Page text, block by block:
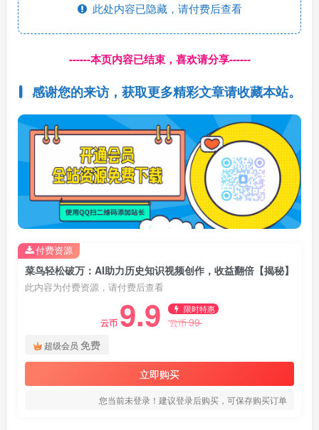
此处内容已隐藏，请付费后查看
------本页内容已结束，喜欢请分享------
感谢您的来访，获取更多精彩文章请收藏本站。
菜鸟轻松破万：AI助力历史知识视频创作，收益翻倍【揭秘】
此内容为付费资源，请付费后查看
云币 9.9 限时特惠
云币99
超级会员 免费
立即购买
您当前未登录！建议登录后购买，可保存购买订单
付费资源